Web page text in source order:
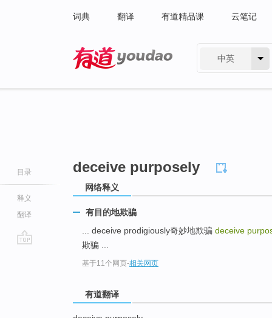
词典 翻译 有道精品课 云笔记
中英
目录
释义
翻译
deceive purposely
网络释义
有目的地欺骗
... deceive prodigiously奇妙地欺骗 deceive
欺骗 ...
基于11个网页-相关网页
有道翻译